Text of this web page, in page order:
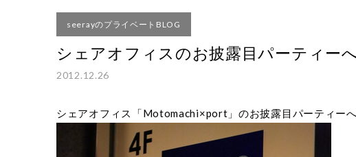
seerayのプライベートBLOG
シェアオフィスのお披露目パーティーへ
2012.12.26
シェアオフィス「Motomachi×port」のお披露目パーティーへ